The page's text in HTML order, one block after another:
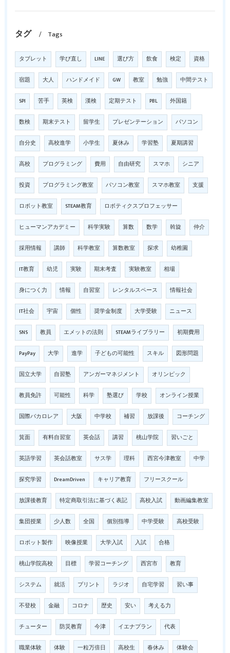
タグ Tags
タブレット 学び直し LINE 選び方 飲食 検定 資格
宿題 大人 ハンドメイド GW 教室 勉強 中間テスト
SPI 苦手 英検 漢検 定期テスト PBL 外国籍
数検 期末テスト 留学生 プレゼンテーション パソコン
自分史 高校進学 小学生 夏休み 学習塾 夏期講習
高校 プログラミング 費用 自由研究 スマホ シニア
投資 プログラミング教室 パソコン教室 スマホ教室 支援
ロボット教室 STEAM教育 ロボティクスプロフェッサー
ヒューマンアカデミー 科学実験 算数 数学 斡旋 仲介
採用情報 講師 科学教室 算数教室 探求 幼稚園
IT教育 幼児 実験 期末考査 実験教室 相場
身につく力 情報 自習室 レンタルスペース 情報社会
IT社会 宇宙 個性 奨学金制度 大学受験 ニュース
SNS 教員 エメットの法則 STEAMライブラリー 初期費用
PayPay 大学 進学 子どもの可能性 スキル 図形問題
国立大学 自習塾 アンガーマネジメント オリンピック
教員免許 可能性 科学 塾選び 学校 オンライン授業
国際バカロレア 大阪 中学校 補習 放課後 コーチング
箕面 有料自習室 英会話 講習 桃山学院 習いごと
英語学習 英会話教室 サス学 理科 西宮今津教室 中学
探究学習 DreamDriven キャリア教育 フリースクール
放課後教育 特定商取引法に基づく表記 高校入試 動画編集教室
集団授業 少人数 全国 個別指導 中学受験 高校受験
ロボット製作 映像授業 大学入試 入試 合格
桃山学院高校 目標 学習コーチング 西宮市 教育
システム 就活 プリント ラジオ 自宅学習 習い事
不登校 金融 コロナ 歴史 安い 考える力
チューター 防災教育 今津 イエナプラン 代表
職業体験 体験 一粒万倍日 高校生 春休み 体験会